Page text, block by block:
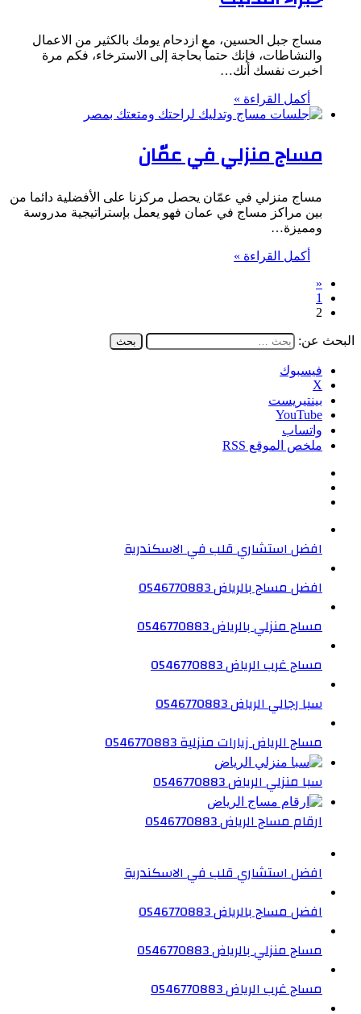
مساج جبل الحسين، مع ازدحام يومك بالكثير من الاعمال
والنشاطات، فإنك حتماً بحاجة إلى الاسترخاء، فكم مرة
اخبرت نفسك أنك…
أكمل القراءة »
مساج منزلي في عمّان
مساج منزلي في عمّان يحصل مركزنا على الأفضلية دائما من
بين مراكز مساج في عمان فهو يعمل بإستراتيجية مدروسة
ومميزة…
أكمل القراءة »
«
1
2
البحث عن:
فيسبوك
‫X
بينتيريست
‫YouTube
واتساب
ملخص الموقع RSS
افضل استشاري قلب في الاسكندرية
افضل مساج بالرياض 0546770883
مساج منزلي بالرياض 0546770883
مساج غرب الرياض 0546770883
سبا رجالي الرياض 0546770883
مساج الرياض زيارات منزلية 0546770883
سبا منزلي الرياض 0546770883
ارقام مساج الرياض 0546770883
افضل استشاري قلب في الاسكندرية
افضل مساج بالرياض 0546770883
مساج منزلي بالرياض 0546770883
مساج غرب الرياض 0546770883